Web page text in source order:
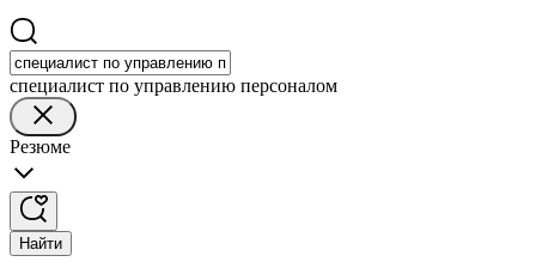
специалист по управлению персоналом
Резюме
Найти